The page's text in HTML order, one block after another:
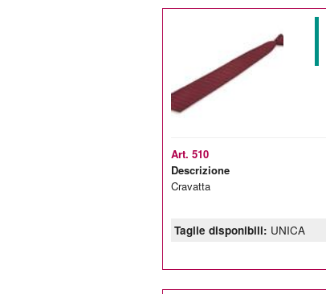
Art. 510
Descrizione
Cravatta
Taglie disponibili: UNICA